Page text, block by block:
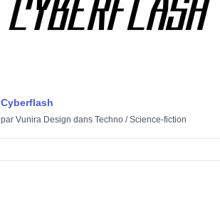
Cyberflash
par Vunira Design dans Techno/Science-fiction